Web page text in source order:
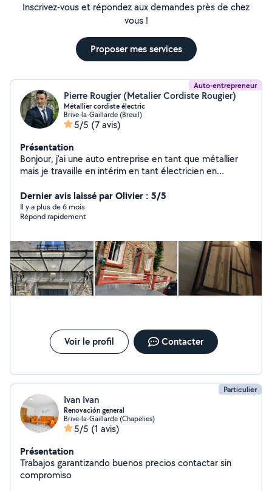
Inscrivez-vous et répondez aux demandes près de chez
vous !
Proposer mes services
Auto-entrepreneur
Pierre Rougier (Metalier Cordiste Rougier)
Métallier cordiste électric
Brive-la-Gaillarde (Breuil)
5/5 (7 avis)
Présentation
Bonjour, j'ai une auto entreprise en tant que métallier
mais je travaille en intérim en tant électricien en
de trois appartements (cloison, isolation, placo,
peinture, électricité, parquet ect..). Si vous avais besoin
pour tout type de travaux hésité pas. bonne journée
Dernier avis laissé par Olivier : 5/5
Il y a plus de 6 mois
Répond rapidement
Voir le profil Contacter
Particulier
Ivan Ivan
Renovación general
Brive-la-Gaillarde (Chapelies)
5/5 (1 avis)
Présentation
Trabajos garantizando buenos precios contactar sin
compromiso